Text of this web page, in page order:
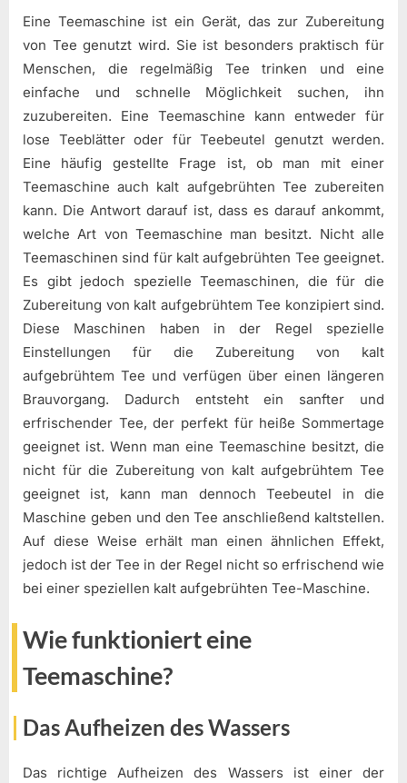
Eine Teemaschine ist ein Gerät, das zur Zubereitung
von Tee genutzt wird. Sie ist besonders praktisch für
Menschen, die regelmäßig Tee trinken und eine
einfache und schnelle Möglichkeit suchen, ihn
zuzubereiten. Eine Teemaschine kann entweder für
lose Teeblätter oder für Teebeutel genutzt werden.
Eine häufig gestellte Frage ist, ob man mit einer
Teemaschine auch kalt aufgebrühten Tee zubereiten
kann. Die Antwort darauf ist, dass es darauf ankommt,
welche Art von Teemaschine man besitzt. Nicht alle
Teemaschinen sind für kalt aufgebrühten Tee geeignet.
Es gibt jedoch spezielle Teemaschinen, die für die
Zubereitung von kalt aufgebrühtem Tee konzipiert sind.
Diese Maschinen haben in der Regel spezielle
Einstellungen für die Zubereitung von kalt
aufgebrühtem Tee und verfügen über einen längeren
Brauvorgang. Dadurch entsteht ein sanfter und
erfrischender Tee, der perfekt für heiße Sommertage
geeignet ist. Wenn man eine Teemaschine besitzt, die
nicht für die Zubereitung von kalt aufgebrühtem Tee
geeignet ist, kann man dennoch Teebeutel in die
Maschine geben und den Tee anschließend kaltstellen.
Auf diese Weise erhält man einen ähnlichen Effekt,
jedoch ist der Tee in der Regel nicht so erfrischend wie
bei einer speziellen kalt aufgebrühten Tee-Maschine.
Wie funktioniert eine
Teemaschine?
Das Aufheizen des Wassers
Das richtige Aufheizen des Wassers ist einer der